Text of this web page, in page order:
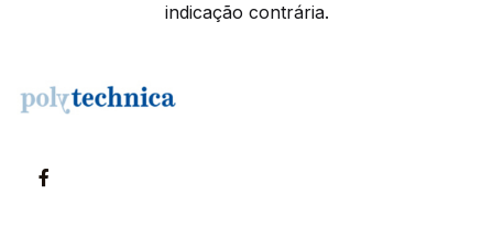
indicação contrária.